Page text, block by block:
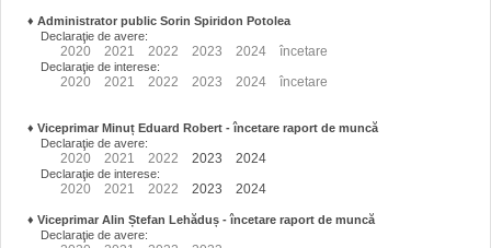
♦ Administrator public Sorin Spiridon Potolea
Declaraţie de avere:
2020 2021 2022 2023 2024 încetare
Declaraţie de interese:
2020 2021 2022 2023 2024 încetare
♦ Viceprimar Minuț Eduard Robert - încetare raport de muncă
Declaraţie de avere:
2020 2021 2022 2023 2024
Declaraţie de interese:
2020 2021 2022 2023 2024
♦ Viceprimar Alin Ștefan Lehăduș - încetare raport de muncă
Declaraţie de avere: